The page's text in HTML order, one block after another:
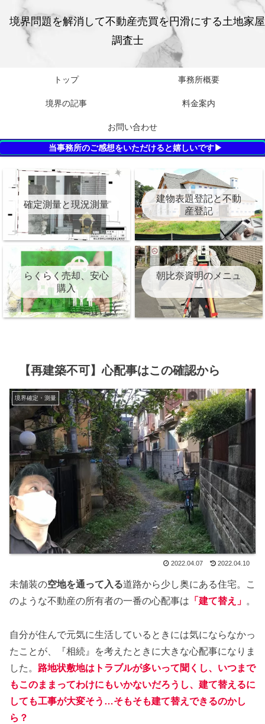
境界問題を解消して不動産売買を円滑にする土地家屋
調査士
トップ 事務所概要
境界の記事 料金案内
お問い合わせ
当事務所のご感想をいただけると嬉しいです▶
確定測量と現況測量
建物表題登記と不動
産登記
らくらく売却、安心
購入
朝比奈資明のメニュ
ー
【再建築不可】心配事はこの確認から
境界確定・測量
2022.04.07 2022.04.10
未舗装の空地を通って入る道路から少し奥にある住宅。こ
のような不動産の所有者の一番の心配事は 「建て替え」 。
自分が住んで元気に生活しているときには気にならなかっ
たことが、『相続』を考えたときに大きな心配事になりま
した。 路地状敷地はトラブルが多いって聞くし、いつまで
もこのままってわけにもいかないだろうし、建て替えるに
しても工事が大変そう…そもそも建て替えできるのかし
ら？